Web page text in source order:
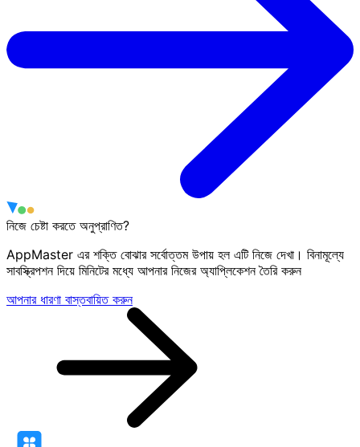
নিজে চেষ্টা করতে অনুপ্রাণিত?
AppMaster এর শক্তি বোঝার সর্বোত্তম উপায় হল এটি নিজে দেখা। বিনামূল্যে
সাবস্ক্রিপশন দিয়ে মিনিটের মধ্যে আপনার নিজের অ্যাপ্লিকেশন তৈরি করুন
আপনার ধারণা বাস্তবায়িত করুন